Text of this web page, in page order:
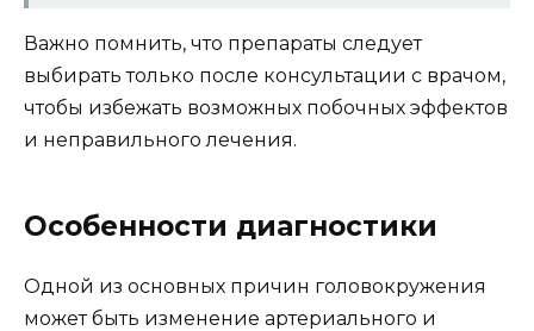
Важно помнить, что препараты следует
выбирать только после консультации с врачом,
чтобы избежать возможных побочных эффектов
и неправильного лечения.
Особенности диагностики
Одной из основных причин головокружения
может быть изменение артериального и